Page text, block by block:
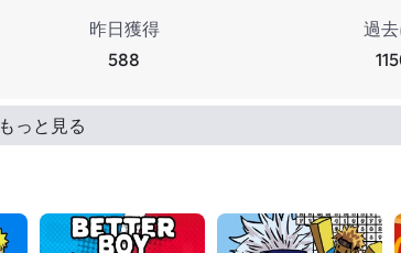
昨日獲得
588
過
もっと見る